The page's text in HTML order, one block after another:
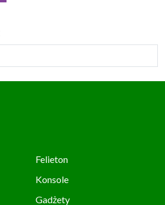
Felieton
Konsole
Gadżety